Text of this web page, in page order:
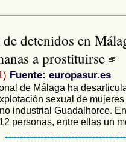
detenidos en
a prostituirse
Fuente: europasur.es
de Málaga ha
sexual de
industrial Guadalhorce.
personas, entre ellas un